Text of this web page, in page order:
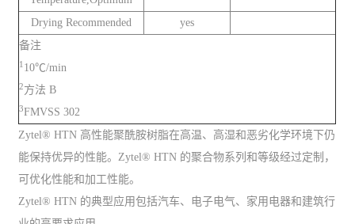
Drying Recommended
yes
备注
1 10℃/min
2方法 B
3FMVSS 302
Zytel® HTN 高性能聚酰胺树脂在高温、高湿和恶劣化学环境下仍
能保持优异的性能。Zytel® HTN 的聚合物系列和等级经过定制，
可优化性能和加工性能。
Zytel® HTN 的典型应用包括汽车、电子电气、家用电器和建筑行